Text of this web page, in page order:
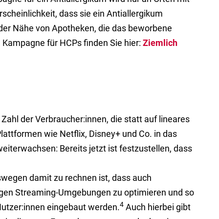
dass sie ein Antiallergikum
Nähe von Apotheken, die das beworbene
für HCPs finden Sie hier: Ziemlich
der Verbraucher:innen, die statt auf lineares
wie Netflix, Disney+ und Co. in das
Bereits jetzt ist festzustellen, dass
damit zu rechnen ist, dass auch
Streaming-Umgebungen zu optimieren und so
eingebaut werden.4 Auch hierbei gibt